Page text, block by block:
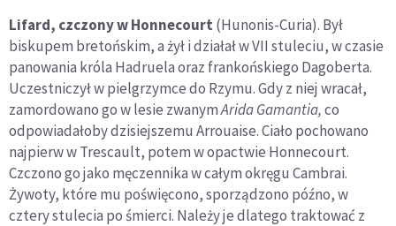
Lifard, czczony w Honnecourt (Hunonis-Curia). Był
biskupem bretońskim, a żył i działał w VII stuleciu, w czasie
panowania króla Hadruela oraz frankońskiego Dagoberta.
Uczestniczył w pielgrzymce do Rzymu. Gdy z niej wracał,
zamordowano go w lesie zwanymArida Gamantia,co
odpowiadałoby dzisiejszemu Arrouaise. Ciało pochowano
najpierw w Trescault, potem w opactwie Honnecourt.
Czczono go jako męczennika w całym okręgu Cambrai.
Żywoty, które mu poświęcono, sporządzono późno, w
cztery stulecia po śmierci. Należy je dlatego traktować z